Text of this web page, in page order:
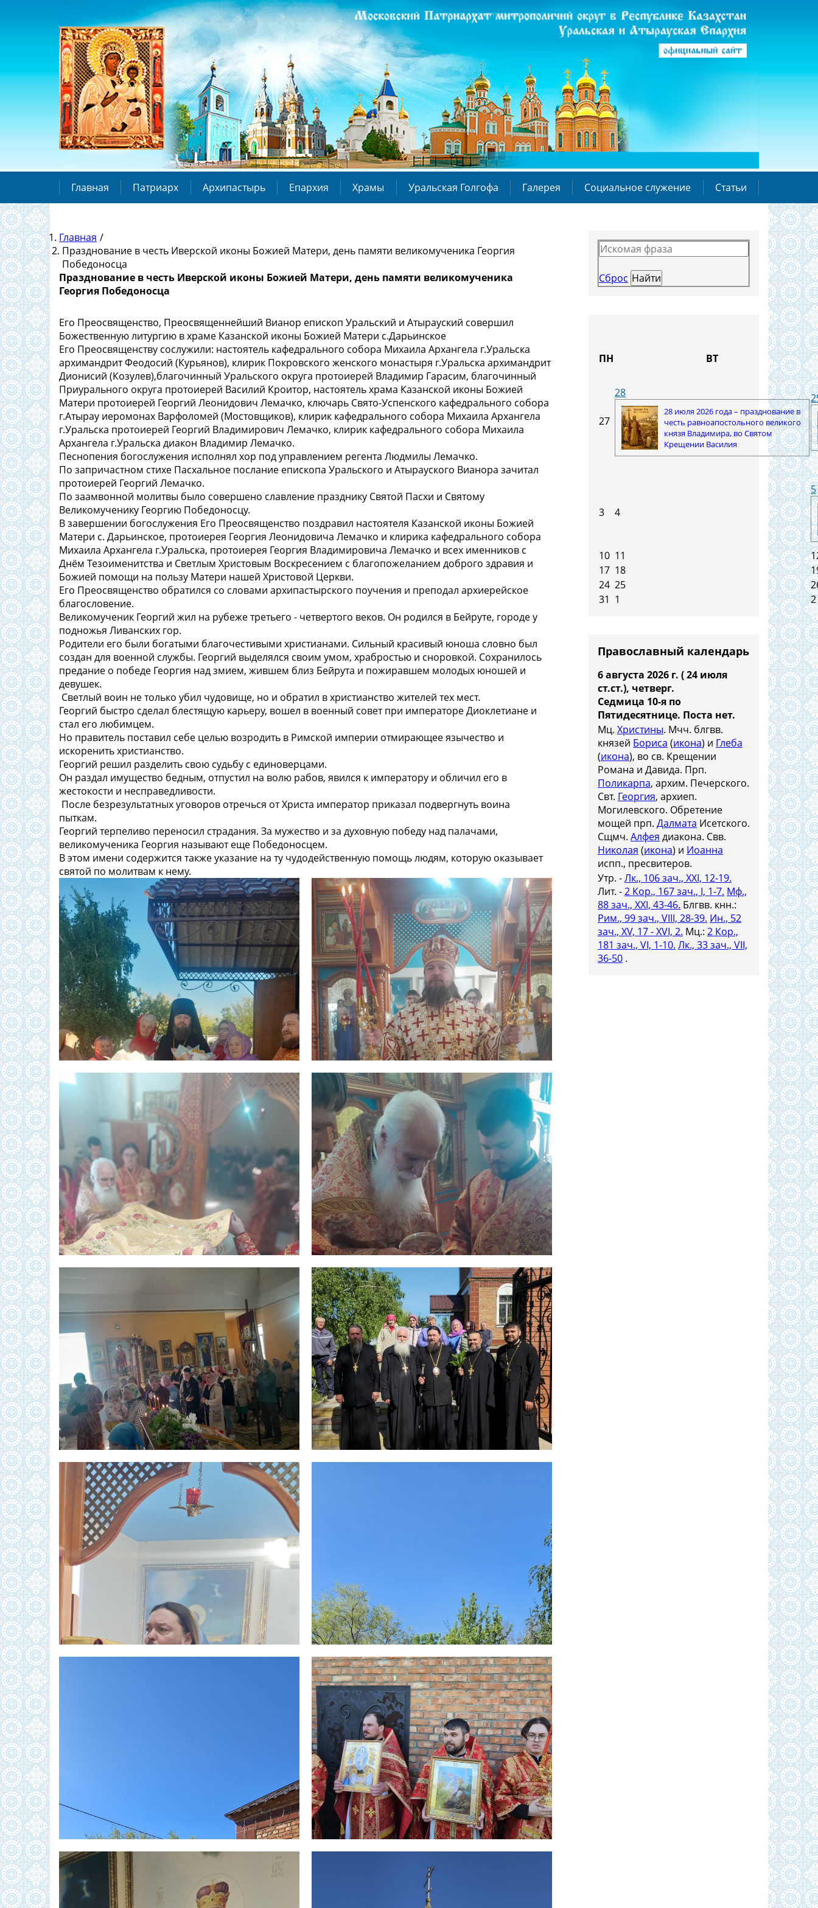
Главная Патриарх Архипастырь Епархия Храмы Уральская Голгофа Галерея Социальное служение Статьи
Главная /
Празднование в честь Иверской иконы Божией Матери, день памяти великомученика Георгия
Победоносца
Празднование в честь Иверской иконы Божией Матери, день памяти великомученика
Георгия Победоносца
Его Преосвященство, Преосвященнейший Вианор епископ Уральский и Атырауский совершил
Божественную литургию в храме Казанской иконы Божией Матери с.Дарьинское
Его Преосвященству сослужили: настоятель кафедрального собора Михаила Архангела г.Уральска
архимандрит Феодосий (Курьянов), клирик Покровского женского монастыря г.Уральска архимандрит
Дионисий (Козулев),благочинный Уральского округа протоиерей Владимир Гарасим, благочинный
Приурального округа протоиерей Василий Кроитор, настоятель храма Казанской иконы Божией
Матери протоиерей Георгий Леонидович Лемачко, ключарь Свято-Успенского кафедрального собора
г.Атырау иеромонах Варфоломей (Мостовщиков), клирик кафедрального собора Михаила Архангела
г.Уральска протоиерей Георгий Владимирович Лемачко, клирик кафедрального собора Михаила
Архангела г.Уральска диакон Владимир Лемачко.
Песнопения богослужения исполнял хор под управлением регента Людмилы Лемачко.
По запричастном стихе Пасхальное послание епископа Уральского и Атырауского Вианора зачитал
протоиерей Георгий Лемачко.
По заамвонной молитвы было совершено славление празднику Святой Пасхи и Святому
Великомученику Георгию Победоносцу.
В завершении богослужения Его Преосвященство поздравил настоятеля Казанской иконы Божией
Матери с. Дарьинское, протоиерея Георгия Леонидовича Лемачко и клирика кафедрального собора
Михаила Архангела г.Уральска, протоиерея Георгия Владимировича Лемачко и всех именников с
Днём Тезоименитства и Светлым Христовым Воскресением с благопожеланием доброго здравия и
Божией помощи на пользу Матери нашей Христовой Церкви.
Его Преосвященство обратился со словами архипастырского поучения и преподал архиерейское
благословение.
Великомученик Георгий жил на рубеже третьего - четвертого веков. Он родился в Бейруте, городе у
подножья Ливанских гор.
Родители его были богатыми благочестивыми христианами. Сильный красивый юноша словно был
создан для военной службы. Георгий выделялся своим умом, храбростью и сноровкой. Сохранилось
предание о победе Георгия над змием, жившем близ Бейрута и пожиравшем молодых юношей и
девушек.
Светлый воин не только убил чудовище, но и обратил в христианство жителей тех мест.
Георгий быстро сделал блестящую карьеру, вошел в военный совет при императоре Диоклетиане и
стал его любимцем.
Но правитель поставил себе целью возродить в Римской империи отмирающее язычество и
искоренить христианство.
Георгий решил разделить свою судьбу с единоверцами.
Он раздал имущество бедным, отпустил на волю рабов, явился к императору и обличил его в
жестокости и несправедливости.
После безрезультатных уговоров отречься от Христа император приказал подвергнуть воина
пыткам.
Георгий терпеливо переносил страдания. За мужество и за духовную победу над палачами,
великомученика Георгия называют еще Победоносцем.
В этом имени содержится также указание на ту чудодейственную помощь людям, которую оказывает
святой по молитвам к нему.
Сброс
ПН ВТ
27
28
28 июля 2026 года – празднование в
честь равноапостольного великого
князя Владимира, во Святом
Крещении Василия
3 4
5
10 11
17 18
24 25
31 1 2
Православный календарь
6 августа 2026 г. ( 24 июля
ст.ст.), четверг.
Седмица 10-я по
Пятидесятнице. Поста нет.
Мц. Христины. Мчч. блгвв.
князей Бориса (икона) и Глеба
(икона), во св. Крещении
Романа и Давида. Прп.
Поликарпа, архим. Печерского.
Свт. Георгия, архиеп.
Могилевского. Обретение
мощей прп. Далмата Исетского.
Сщмч. Алфея диакона. Свв.
Николая (икона) и Иоанна
испп., пресвитеров.
Утр. -Лк., 106 зач., XXI, 12-19.
Лит. -2 Кор., 167 зач., I, 1-7. Мф.,
88 зач., XXI, 43-46. Блгвв. кнн.:
Рим., 99 зач., VIII, 28-39. Ин., 52
зач., XV, 17 - XVI, 2. Мц.: 2 Кор.,
181 зач., VI, 1-10. Лк., 33 зач., VII,
36-50 .